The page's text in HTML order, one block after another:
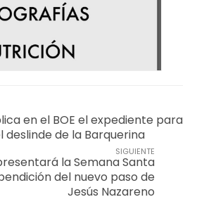
en el BOE el expediente para
deslinde de la Barquerina
SIGUIENTE
la Semana Santa
del nuevo paso de
Jesús Nazareno